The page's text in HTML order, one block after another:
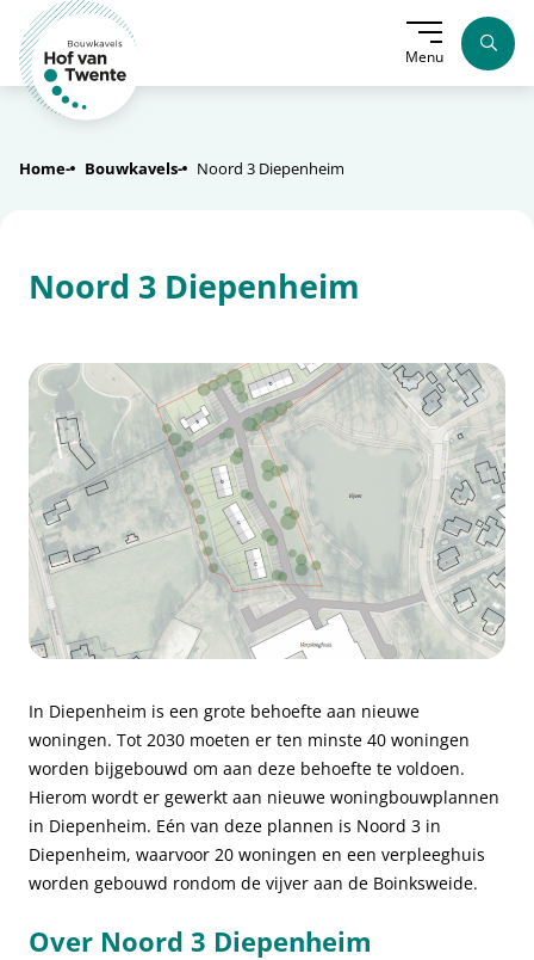
Menu
Home Bouwkavels Noord 3 Diepenheim
Noord 3 Diepenheim
In Diepenheim is een grote behoefte aan nieuwe
woningen. Tot 2030 moeten er ten minste 40 woningen
worden bijgebouwd om aan deze behoefte te voldoen.
Hierom wordt er gewerkt aan nieuwe woningbouwplannen
in Diepenheim. Eén van deze plannen is Noord 3 in
Diepenheim, waarvoor 20 woningen en een verpleeghuis
worden gebouwd rondom de vijver aan de Boinksweide.
Over Noord 3 Diepenheim